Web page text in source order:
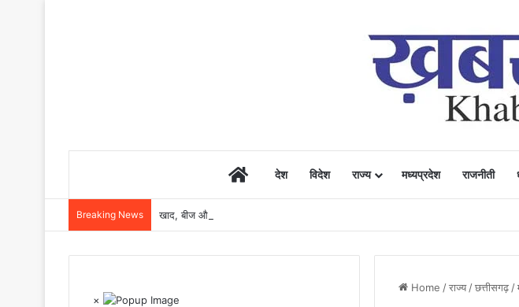
Homeदेश विदेश राज्य मध्यप्रदेश राजनीती
Breaking News खाद, बीज और उर्वरकों की समय पर उपलब्धता से किसानों में उत्साह, नैनो डीएपी और नैनो यूरिया
Home /राज्य /छत्तीसगढ़ /
×